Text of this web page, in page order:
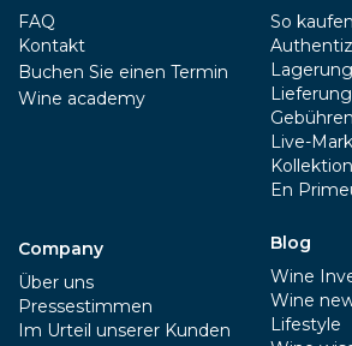
FAQ
Kontakt
Buchen Sie einen Termin
Wine academy
Company
Über uns
Pressestimmen
Im Urteil unserer Kunden
So
Gebühren
Live-
En
Blog
Wine
Wine
Lifestyle